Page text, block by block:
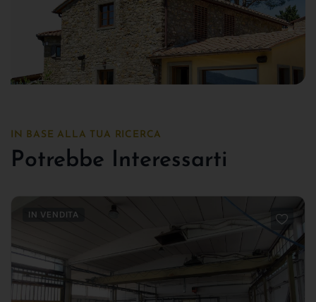
IN BASE ALLA TUA RICERCA
Potrebbe Interessarti
IN VENDITA